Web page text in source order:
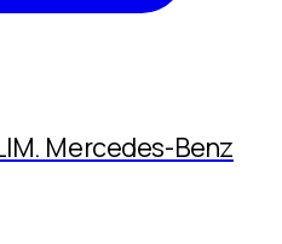
Mercedes-Benz